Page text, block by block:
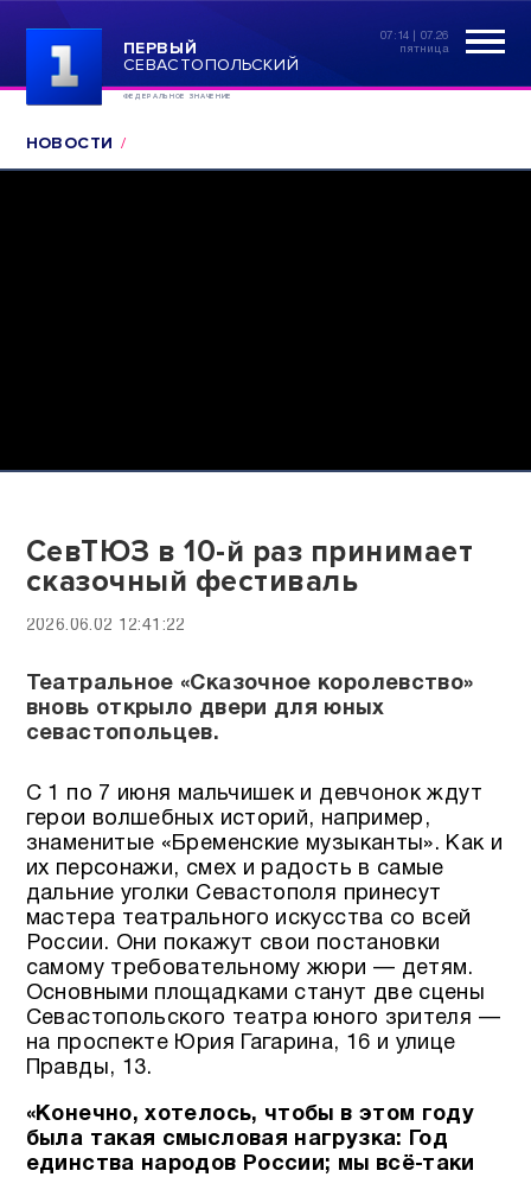
ПЕРВЫЙ
СЕВАСТОПОЛЬСКИЙ
ФЕДЕРАЛЬНОЕ ЗНАЧЕНИЕ
07:14 | 07.26
пятница
НОВОСТИ
СевТЮЗ в 10-й раз принимает
сказочный фестиваль
2026.06.02 12:41:22
Театральное «Сказочное королевство»
вновь открыло двери для юных
севастопольцев.
С 1 по 7 июня мальчишек и девчонок ждут
герои волшебных историй, например,
знаменитые «Бременские музыканты». Как и
их персонажи, смех и радость в самые
дальние уголки Севастополя принесут
мастера театрального искусства со всей
России. Они покажут свои постановки
самому требовательному жюри — детям.
Основными площадками станут две сцены
Севастопольского театра юного зрителя —
на проспекте Юрия Гагарина, 16 и улице
Правды, 13.
«Конечно, хотелось, чтобы в этом году
была такая смысловая нагрузка: Год
единства народов России; мы всё-таки